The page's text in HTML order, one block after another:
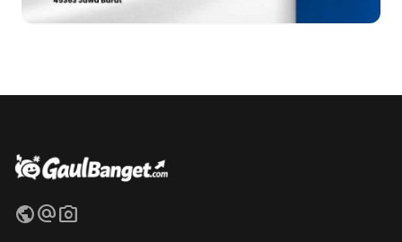
publicalternate_emailphoto_camera